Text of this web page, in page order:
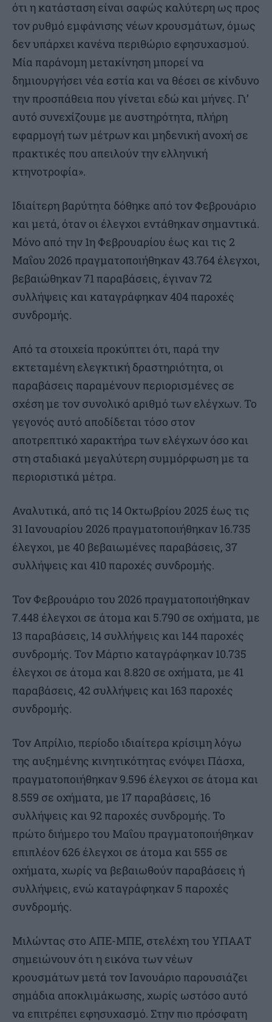
ότι η κατάσταση είναι σαφώς καλύτερη ως προς
τον ρυθμό εμφάνισης νέων κρουσμάτων, όμως
δεν υπάρχει κανένα περιθώριο εφησυχασμού.
Μία παράνομη μετακίνηση μπορεί να
δημιουργήσει νέα εστία και να θέσει σε κίνδυνο
την προσπάθεια που γίνεται εδώ και μήνες. Γι’
αυτό συνεχίζουμε με αυστηρότητα, πλήρη
εφαρμογή των μέτρων και μηδενική ανοχή σε
πρακτικές που απειλούν την ελληνική
κτηνοτροφία».
Ιδιαίτερη βαρύτητα δόθηκε από τον Φεβρουάριο
και μετά, όταν οι έλεγχοι εντάθηκαν σημαντικά.
Μόνο από την 1η Φεβρουαρίου έως και τις 2
Μαΐου 2026 πραγματοποιήθηκαν 43.764 έλεγχοι,
βεβαιώθηκαν 71 παραβάσεις, έγιναν 72
συλλήψεις και καταγράφηκαν 404 παροχές
συνδρομής.
Από τα στοιχεία προκύπτει ότι, παρά την
εκτεταμένη ελεγκτική δραστηριότητα, οι
παραβάσεις παραμένουν περιορισμένες σε
σχέση με τον συνολικό αριθμό των ελέγχων. Το
γεγονός αυτό αποδίδεται τόσο στον
αποτρεπτικό χαρακτήρα των ελέγχων όσο και
στη σταδιακά μεγαλύτερη συμμόρφωση με τα
περιοριστικά μέτρα.
Αναλυτικά, από τις 14 Οκτωβρίου 2025 έως τις
31 Ιανουαρίου 2026 πραγματοποιήθηκαν 16.735
έλεγχοι, με 40 βεβαιωμένες παραβάσεις, 37
συλλήψεις και 410 παροχές συνδρομής.
Τον Φεβρουάριο του 2026 πραγματοποιήθηκαν
7.448 έλεγχοι σε άτομα και 5.790 σε οχήματα, με
13 παραβάσεις, 14 συλλήψεις και 144 παροχές
συνδρομής. Τον Μάρτιο καταγράφηκαν 10.735
έλεγχοι σε άτομα και 8.820 σε οχήματα, με 41
παραβάσεις, 42 συλλήψεις και 163 παροχές
συνδρομής.
Τον Απρίλιο, περίοδο ιδιαίτερα κρίσιμη λόγω
της αυξημένης κινητικότητας ενόψει Πάσχα,
πραγματοποιήθηκαν 9.596 έλεγχοι σε άτομα και
8.559 σε οχήματα, με 17 παραβάσεις, 16
συλλήψεις και 92 παροχές συνδρομής. Το
πρώτο διήμερο του Μαΐου πραγματοποιήθηκαν
επιπλέον 626 έλεγχοι σε άτομα και 555 σε
οχήματα, χωρίς να βεβαιωθούν παραβάσεις ή
συλλήψεις, ενώ καταγράφηκαν 5 παροχές
συνδρομής.
Μιλώντας στο ΑΠΕ-ΜΠΕ, στελέχη του ΥΠΑΑΤ
σημειώνουν ότι η εικόνα των νέων
κρουσμάτων μετά τον Ιανουάριο παρουσιάζει
σημάδια αποκλιμάκωσης, χωρίς ωστόσο αυτό
να επιτρέπει εφησυχασμό. Στην πιο πρόσφατη